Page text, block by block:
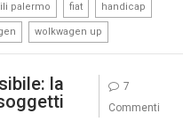
palermo fiat handicap
wolkwagen up
la
7
Commenti